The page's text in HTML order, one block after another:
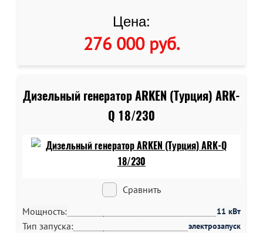
Цена:
276 000 руб.
Дизельный генератор ARKEN (Турция) ARK-
Q 18/230
Сравнить
Мощность:
11 кВт
Тип запуска: электрозапуск